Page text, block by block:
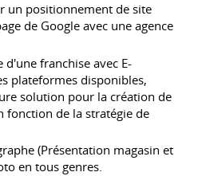
un positionnement de site
de Google avec une agence
d'une franchise avec E-
plateformes disponibles,
solution pour la création de
fonction de la stratégie de
(Présentation magasin et
en tous genres.